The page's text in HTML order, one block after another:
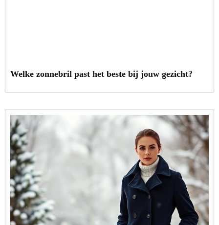
Welke zonnebril past het beste bij jouw gezicht?